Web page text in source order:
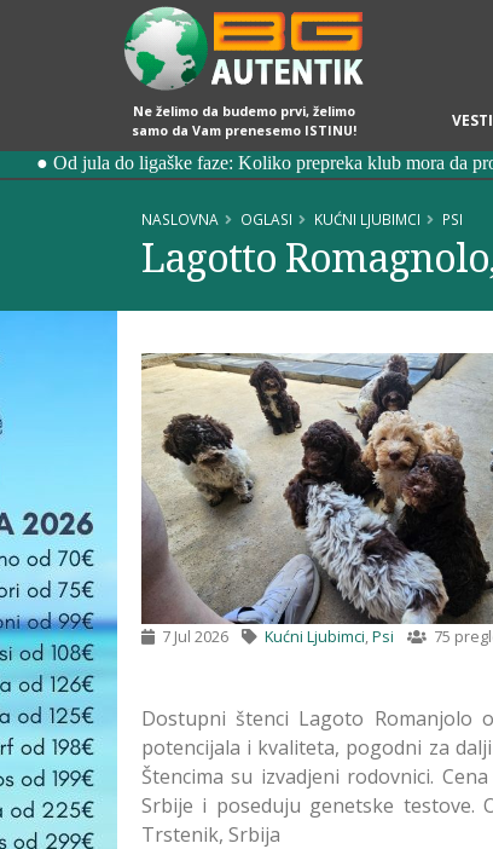
Ne želimo da budemo prvi, želimo
samo da Vam prenesemo ISTINU!
VESTI
NASLOVNA OGLASI KUĆNI LJUBIMCI PSI
Lagotto
7 Jul 2026 Kućni Ljubimci,Psi 75
Dostupni štenci Lagoto Romanjolo
potencijala i kvaliteta, pogodni za
Štencima su izvadjeni rodovnici.
Srbije i poseduju genetske testove.
Trstenik, Srbija